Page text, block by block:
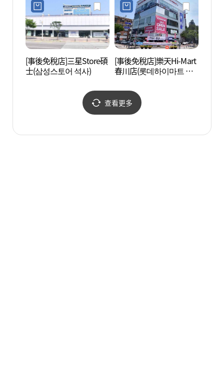
[事後免稅店]三星Store碩
士(삼성스토어 석사)
[事後免稅店]樂天Hi-Mart
春川店(롯데하이마트 춘
查看更多